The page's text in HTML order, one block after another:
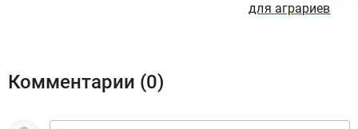
для аграриев
Комментарии (0)